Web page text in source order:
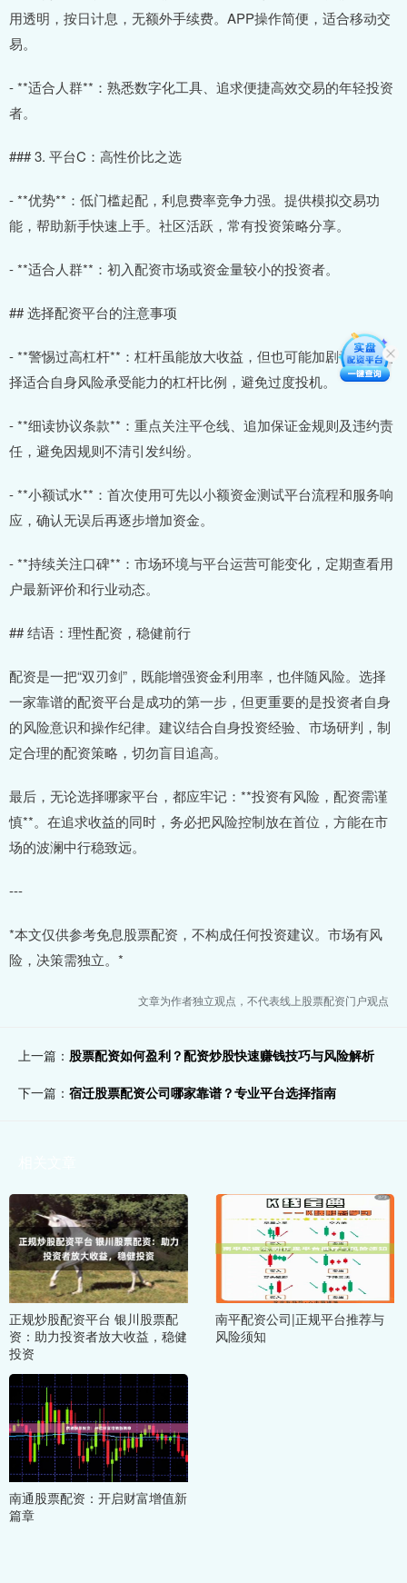
用透明，按日计息，无额外手续费。APP操作简便，适合移动交
易。
- **适合人群**：熟悉数字化工具、追求便捷高效交易的年轻投资
者。
### 3. 平台C：高性价比之选
- **优势**：低门槛起配，利息费率竞争力强。提供模拟交易功
能，帮助新手快速上手。社区活跃，常有投资策略分享。
- **适合人群**：初入配资市场或资金量较小的投资者。
## 选择配资平台的注意事项
- **警惕过高杠杆**：杠杆虽能放大收益，但也可能加剧亏损。选
择适合自身风险承受能力的杠杆比例，避免过度投机。
- **细读协议条款**：重点关注平仓线、追加保证金规则及违约责
任，避免因规则不清引发纠纷。
- **小额试水**：首次使用可先以小额资金测试平台流程和服务响
应，确认无误后再逐步增加资金。
- **持续关注口碑**：市场环境与平台运营可能变化，定期查看用
户最新评价和行业动态。
## 结语：理性配资，稳健前行
配资是一把“双刃剑”，既能增强资金利用率，也伴随风险。选择
一家靠谱的配资平台是成功的第一步，但更重要的是投资者自身
的风险意识和操作纪律。建议结合自身投资经验、市场研判，制
定合理的配资策略，切勿盲目追高。
最后，无论选择哪家平台，都应牢记：**投资有风险，配资需谨
慎**。在追求收益的同时，务必把风险控制放在首位，方能在市
场的波澜中行稳致远。
---
*本文仅供参考免息股票配资，不构成任何投资建议。市场有风
险，决策需独立。*
文章为作者独立观点，不代表线上股票配资门户观点
上一篇： 股票配资如何盈利？配资炒股快速赚钱技巧与风险解析
下一篇： 宿迁股票配资公司哪家靠谱？专业平台选择指南
正规炒股配资平台 银川股票配
资：助力投资者放大收益，稳健
投资
南平配资公司|正规平台推荐与
风险须知
南通股票配资：开启财富增值新
篇章